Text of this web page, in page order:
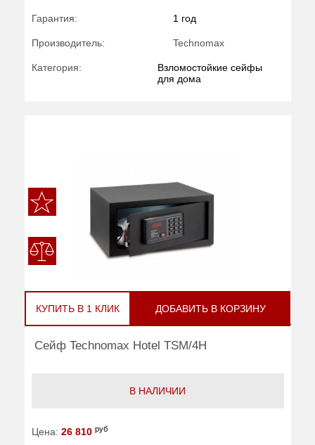
Гарантия: 1 год
Производитель: Technomax
Категория:
Взломостойкие сейфы
для дома
КУПИТЬ В 1 КЛИК ДОБАВИТЬ В КОРЗИНУ
Сейф Technomax Hotel TSM/4H
В НАЛИЧИИ
Цена: 26 810 руб